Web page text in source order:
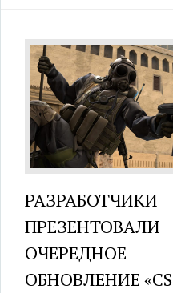
РАЗРАБОТЧИКИ
ПРЕЗЕНТОВАЛИ
ОЧЕРЕДНОЕ
ОБНОВЛЕНИЕ